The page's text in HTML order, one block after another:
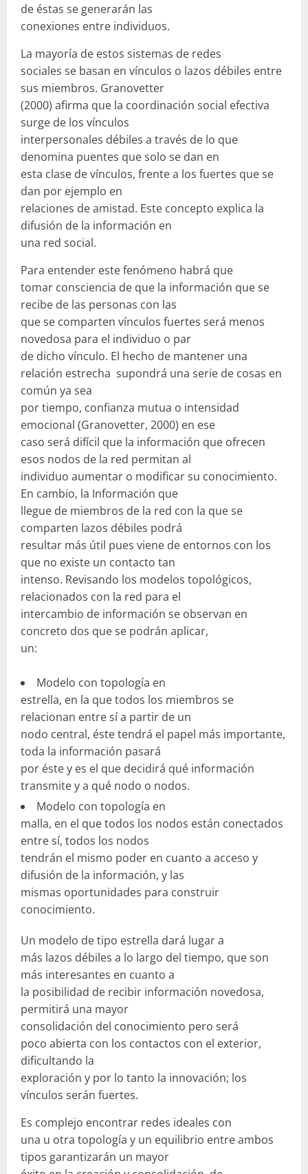
de éstas se generarán las
conexiones entre individuos.
La mayoría de estos sistemas de redes
sociales se basan en vínculos o lazos débiles entre
sus miembros. Granovetter
(2000) afirma que la coordinación social efectiva
surge de los vínculos
interpersonales débiles a través de lo que
denomina puentes que solo se dan en
esta clase de vínculos, frente a los fuertes que se
dan por ejemplo en
relaciones de amistad. Este concepto explica la
difusión de la información en
una red social.
Para entender este fenómeno habrá que
tomar consciencia de que la información que se
recibe de las personas con las
que se comparten vínculos fuertes será menos
novedosa para el individuo o par
de dicho vínculo. El hecho de mantener una
relación estrecha supondrá una serie de cosas en
común ya sea
por tiempo, confianza mutua o intensidad
emocional (Granovetter, 2000) en ese
caso será difícil que la información que ofrecen
esos nodos de la red permitan al
individuo aumentar o modificar su conocimiento.
En cambio, la Información que
llegue de miembros de la red con la que se
comparten lazos débiles podrá
resultar más útil pues viene de entornos con los
que no existe un contacto tan
intenso. Revisando los modelos topológicos,
relacionados con la red para el
intercambio de información se observan en
concreto dos que se podrán aplicar,
un:
Modelo con topología en
estrella, en la que todos los miembros se
relacionan entre sí a partir de un
nodo central, éste tendrá el papel más importante,
toda la información pasará
por éste y es el que decidirá qué información
transmite y a qué nodo o nodos.
Modelo con topología en
malla, en el que todos los nodos están conectados
entre sí, todos los nodos
tendrán el mismo poder en cuanto a acceso y
difusión de la información, y las
mismas oportunidades para construir
conocimiento.
Un modelo de tipo estrella dará lugar a
más lazos débiles a lo largo del tiempo, que son
más interesantes en cuanto a
la posibilidad de recibir información novedosa,
permitirá una mayor
consolidación del conocimiento pero será
poco abierta con los contactos con el exterior,
dificultando la
exploración y por lo tanto la innovación; los
vínculos serán fuertes.
Es complejo encontrar redes ideales con
una u otra topología y un equilibrio entre ambos
tipos garantizarán un mayor